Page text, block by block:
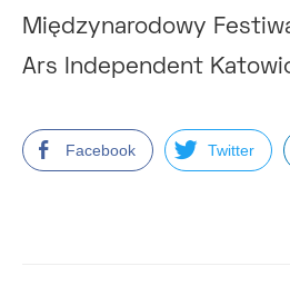
Międzynarodowy
Ars Independent
Facebook Twitter